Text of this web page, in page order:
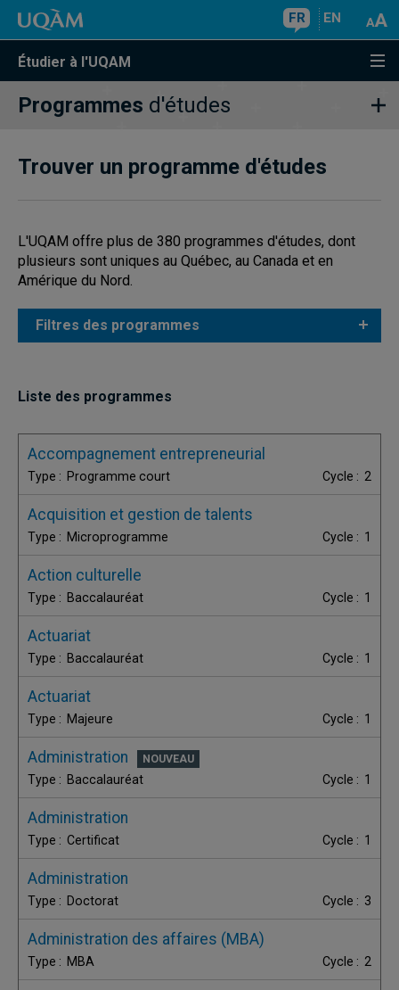
FR EN
Étudier à l'UQAM
Programmes d'études
Trouver un programme d'études
L'UQAM offre plus de 380 programmes d'études, dont
plusieurs sont uniques au Québec, au Canada et en
Amérique du Nord.
Filtres des programmes
Liste des programmes
Accompagnement entrepreneurial
Programme court 2
Acquisition et gestion de talents
Microprogramme 1
Action culturelle
Baccalauréat 1
Actuariat
Baccalauréat 1
Actuariat
Majeure 1
Administration
Baccalauréat 1
Administration
Certificat 1
Administration
Doctorat 3
Administration des affaires (MBA)
MBA 2